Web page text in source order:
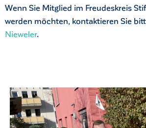
Wenn Sie Mitglied im Freudeskreis
werden möchten, kontaktieren Sie
Nieweler.